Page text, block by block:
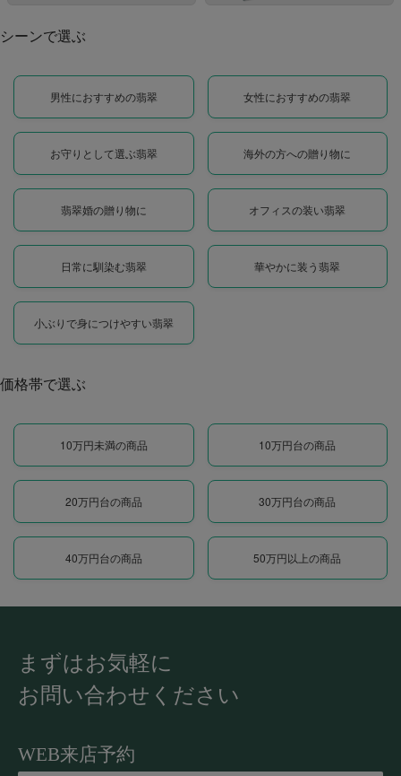
シーンで選ぶ
男性におすすめの翡翠 女性におすすめの翡翠
お守りとして選ぶ翡翠 海外の方への贈り物に
翡翠婚の贈り物に オフィスの装い翡翠
日常に馴染む翡翠 華やかに装う翡翠
小ぶりで身につけやすい翡翠
価格帯で選ぶ
10万円未満の商品 10万円台の商品
20万円台の商品 30万円台の商品
40万円台の商品 50万円以上の商品
まずはお気軽に
お問い合わせください
WEB来店予約